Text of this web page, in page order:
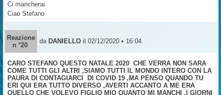
Ci mancherai.
Ciao Stefano
Reazione
n °20
da DANIELLOil 02/12/2020 • 16:04
CARO STEFANO QUESTO NATALE 2020 CHE VERRA NON SARA
COME TUTTI GLI ALTRI ,SIAMO TUTTI IL MONDO INTERO CON LA
PAURA DI CONTAGIARCI DI COVID 19 ,MA PENSO QUANDO TU
ERI QUI ERA TUTTO DIVERSO ,AVERTI ACCANTO A ME ERA
QUELLO CHE VOLEVO FIGLIO MIO QUANTO MI MANCHI ,I GIORNI